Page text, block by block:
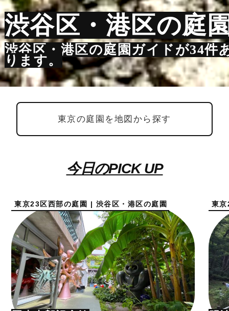
渋谷区・港区の庭
渋谷区・港区の庭園ガイドが34件
ります。
東京の庭園を地図から探す
今日のPICK UP
東京23区西部の庭園 | 渋谷区・港区の庭園 東